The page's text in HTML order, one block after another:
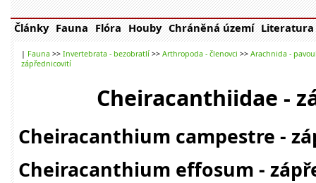
Články Fauna Flóra Houby Chráněná území Literatura
| Fauna >> Invertebrata - bezobratlí >> Arthropoda - členovci >> Arachnida -
zápřednicovití
Cheiracanthiidae -
Cheiracanthium campestre -
Cheiracanthium effosum -